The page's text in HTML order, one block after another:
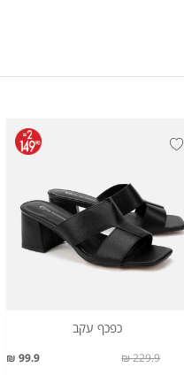
כפכף עקב
99.9 ₪ 229.9 ₪